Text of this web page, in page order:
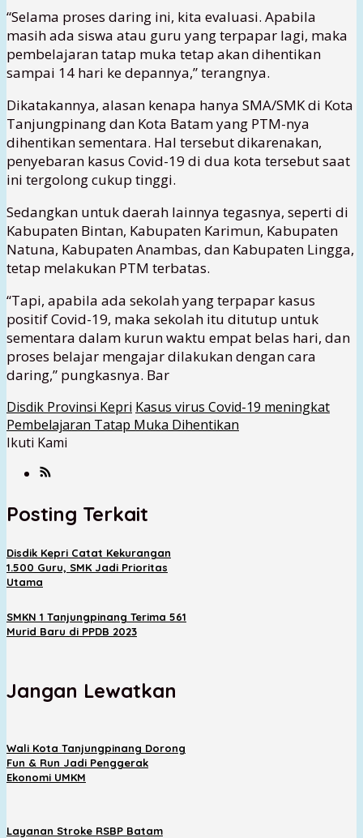
“Selama proses daring ini, kita evaluasi. Apabila
masih ada siswa atau guru yang terpapar lagi, maka
pembelajaran tatap muka tetap akan dihentikan
sampai 14 hari ke depannya,” terangnya.
Dikatakannya, alasan kenapa hanya SMA/SMK di Kota
Tanjungpinang dan Kota Batam yang PTM-nya
dihentikan sementara. Hal tersebut dikarenakan,
penyebaran kasus Covid-19 di dua kota tersebut saat
ini tergolong cukup tinggi.
Sedangkan untuk daerah lainnya tegasnya, seperti di
Kabupaten Bintan, Kabupaten Karimun, Kabupaten
Natuna, Kabupaten Anambas, dan Kabupaten Lingga,
tetap melakukan PTM terbatas.
“Tapi, apabila ada sekolah yang terpapar kasus
positif Covid-19, maka sekolah itu ditutup untuk
sementara dalam kurun waktu empat belas hari, dan
proses belajar mengajar dilakukan dengan cara
daring,” pungkasnya. Bar
Disdik Provinsi Kepri Kasus virus Covid-19 meningkat
Pembelajaran Tatap Muka Dihentikan
Ikuti Kami
Posting Terkait
Disdik Kepri Catat Kekurangan
1.500 Guru, SMK Jadi Prioritas
Utama
SMKN 1 Tanjungpinang Terima 561
Murid Baru di PPDB 2023
Jangan Lewatkan
Wali Kota Tanjungpinang Dorong
Fun & Run Jadi Penggerak
Ekonomi UMKM
Layanan Stroke RSBP Batam